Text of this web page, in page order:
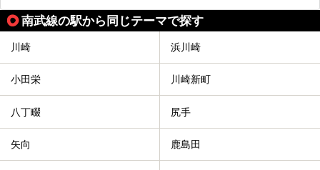
南武線の駅から同じテーマで探す
川崎 浜川崎
小田栄 川崎新町
八丁畷 尻手
矢向 鹿島田